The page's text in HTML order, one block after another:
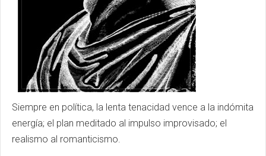
Siempre en política, la lenta tenacidad vence a la indómita
energía; el plan meditado al impulso improvisado; el
realismo al romanticismo.